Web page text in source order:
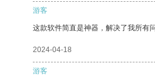
游客
这款软件简直是神器，解决了我所有问
2024-04-18
游客